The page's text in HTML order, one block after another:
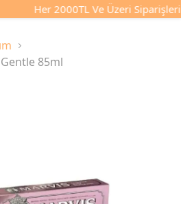
Her 2000TL Ve Üzeri
85ml